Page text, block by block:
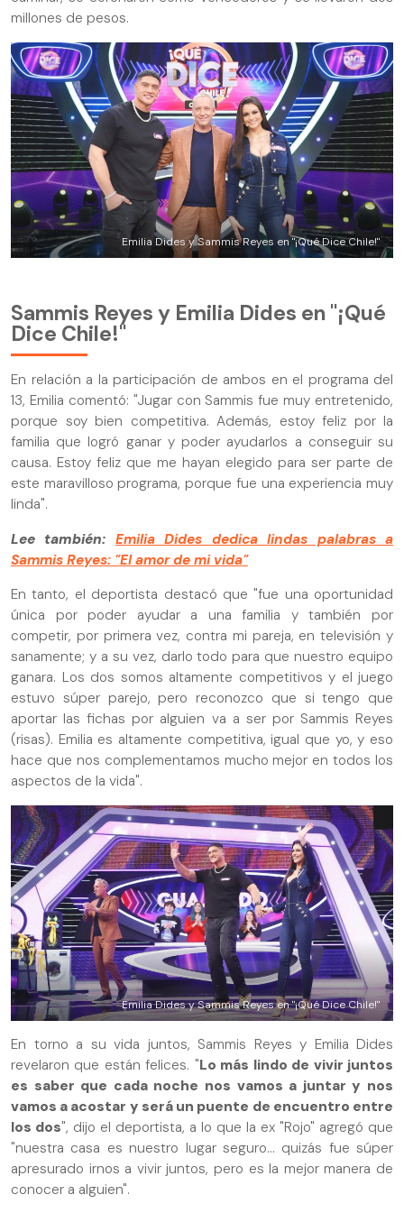
millones de pesos.
Emilia Dides y Sammis Reyes en "¡Qué Dice Chile!"
Sammis Reyes y Emilia Dides en "¡Qué
Dice Chile!"
En relación a la participación de ambos en el programa del
13, Emilia comentó: "Jugar con Sammis fue muy entretenido,
porque soy bien competitiva. Además, estoy feliz por la
familia que logró ganar y poder ayudarlos a conseguir su
causa. Estoy feliz que me hayan elegido para ser parte de
este maravilloso programa, porque fue una experiencia muy
linda".
Lee también: Emilia Dides dedica lindas palabras a
Sammis Reyes: "El amor de mi vida"
En tanto, el deportista destacó que "fue una oportunidad
única por poder ayudar a una familia y también por
competir, por primera vez, contra mi pareja, en televisión y
sanamente; y a su vez, darlo todo para que nuestro equipo
ganara. Los dos somos altamente competitivos y el juego
estuvo súper parejo, pero reconozco que si tengo que
aportar las fichas por alguien va a ser por Sammis Reyes
(risas). Emilia es altamente competitiva, igual que yo, y eso
hace que nos complementamos mucho mejor en todos los
aspectos de la vida".
Emilia Dides y Sammis Reyes en "¡Qué Dice Chile!"
En torno a su vida juntos, Sammis Reyes y Emilia Dides
revelaron que están felices. "Lo más lindo de vivir juntos
es saber que cada noche nos vamos a juntar y nos
vamos a acostar y será un puente de encuentro entre
los dos", dijo el deportista, a lo que la ex "Rojo" agregó que
"nuestra casa es nuestro lugar seguro… quizás fue súper
apresurado irnos a vivir juntos, pero es la mejor manera de
conocer a alguien".